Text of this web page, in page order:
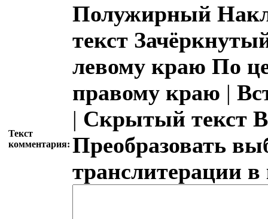
Текст
комментария:
Полужирный
текст
левому краю По
правому краю |
| Скрытый текст
Преобразовать
транслитерации